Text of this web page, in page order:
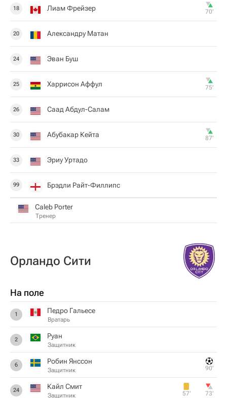
18 Лиам Фрейзер 70‎’‎
20 Александру Матан
24 Эван Буш
25 Харрисон Аффул 75‎’‎
26 Саад Абдул-Салам
30 Абубакар Кейта 87‎’‎
33 Эриу Уртадо
99 Брэдли Райт-Филлипс
Caleb Porter
Тренер
Орландо Сити
На поле
1 Педро Гальесе
Вратарь
2 Руан
Защитник
6 Робин Янссон
Защитник 90‎’‎
24 Кайл Смит
Защитник 57‎’‎ 73‎’‎